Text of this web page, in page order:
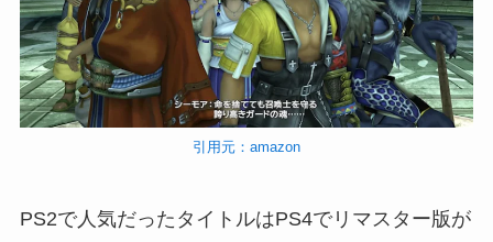
引用元：amazon
PS2で人気だったタイトルはPS4でリマスター版が